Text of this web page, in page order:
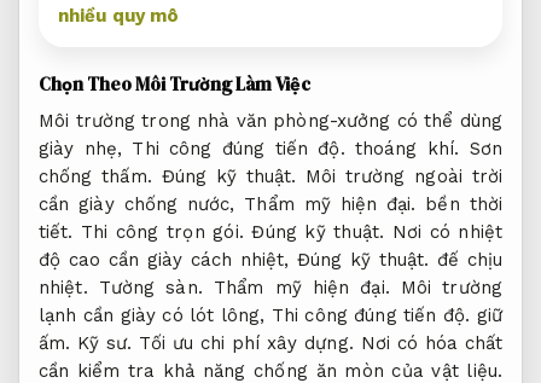
nhiều quy mô
Chọn Theo Môi Trường Làm Việc
Môi trường trong nhà văn phòng-xưởng có thể dùng
giày nhẹ, Thi công đúng tiến độ. thoáng khí. Sơn
chống thấm. Đúng kỹ thuật. Môi trường ngoài trời
cần giày chống nước, Thẩm mỹ hiện đại. bền thời
tiết. Thi công trọn gói. Đúng kỹ thuật. Nơi có nhiệt
độ cao cần giày cách nhiệt, Đúng kỹ thuật. đế chịu
nhiệt. Tường sàn. Thẩm mỹ hiện đại. Môi trường
lạnh cần giày có lót lông, Thi công đúng tiến độ. giữ
ấm. Kỹ sư. Tối ưu chi phí xây dựng. Nơi có hóa chất
cần kiểm tra khả năng chống ăn mòn của vật liệu.